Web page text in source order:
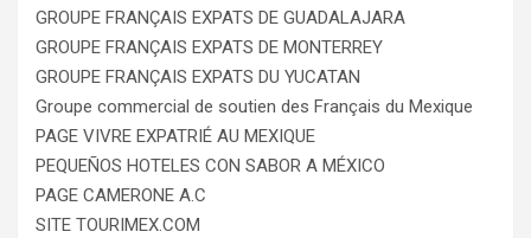
GROUPE FRANÇAIS EXPATS DE GUADALAJARA
GROUPE FRANÇAIS EXPATS DE MONTERREY
GROUPE FRANÇAIS EXPATS DU YUCATAN
Groupe commercial de soutien des Français du Mexique
PAGE VIVRE EXPATRIÉ AU MEXIQUE
PEQUEÑOS HOTELES CON SABOR A MÉXICO
PAGE CAMERONE A.C
SITE TOURIMEX.COM